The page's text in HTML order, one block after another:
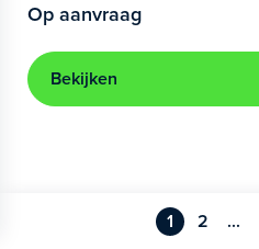
Op aanvraag
Bekijken
1 2 ...